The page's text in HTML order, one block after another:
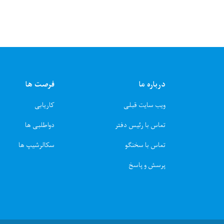
درباره ما
ویب سایت قبلی
تماس با رئیس دفتر
تماس با سخنگو
پرسش و پاسخ
فرصت ها
کاریابی
دواطلبی ها
سکالرشیپ ها